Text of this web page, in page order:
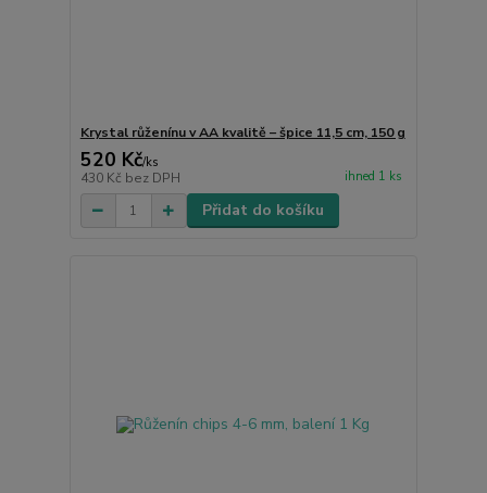
Krystal růženínu v AA kvalitě – špice 11,5 cm, 150 g
520 Kč/ks
430 Kč bez DPH ihned 1 ks
Přidat do košíku